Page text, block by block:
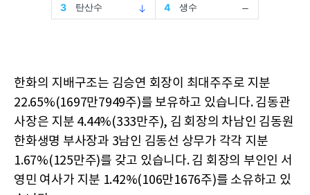
한화의 지배구조는 김승연 회장이 최대주주로 지분
22.65%(1697만7949주)를 보유하고 있습니다. 김동관
사장은 지분 4.44%(333만주), 김 회장의 차남인 김동원
한화생명 부사장과 3남인 김동선 상무가 각각 지분
1.67%(125만주)를 갖고 있습니다. 김 회장의 부인인 서
영민 여사가 지분 1.42%(106만1676주)를 소유하고 있